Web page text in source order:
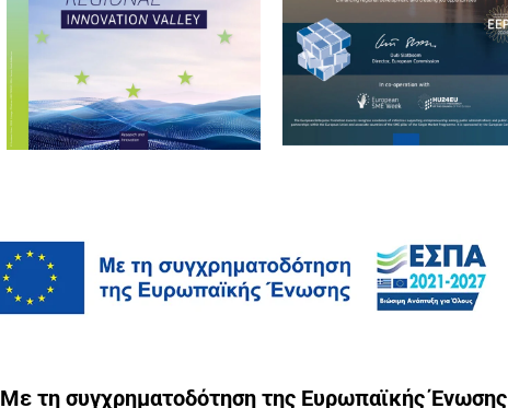
Με τη συγχρηματοδότηση της Ευρωπαϊκής Ένωσης